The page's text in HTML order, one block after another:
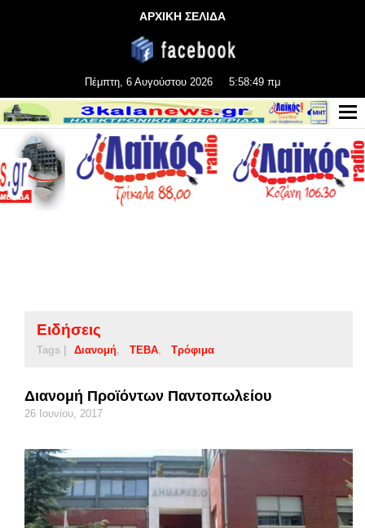
ΑΡΧΙΚΗ ΣΕΛΙΔΑ
Πέμπτη, 6 Αυγούστου 2026 5:58:49 πμ
Ειδήσεις
Tags | Διανομή ΤΕΒΑ Τρόφιμα
Διανομή Προϊόντων Παντοπωλείου
26 Ιουνίου, 2017